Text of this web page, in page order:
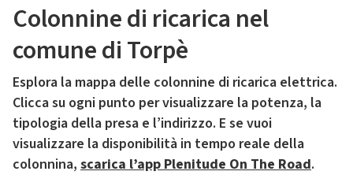
Colonnine di ricarica nel
comune di Torpè
Esplora la mappa delle colonnine di ricarica elettrica.
Clicca su ogni punto per visualizzare la potenza, la
tipologia della presa e l’indirizzo. E se vuoi
visualizzare la disponibilità in tempo reale della
colonnina, scarica l’app Plenitude On The Road.